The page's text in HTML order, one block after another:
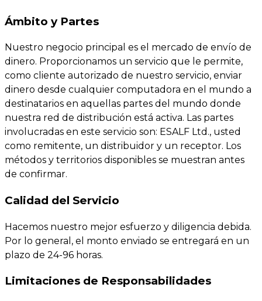
Ámbito y Partes
Nuestro negocio principal es el mercado de envío de
dinero. Proporcionamos un servicio que le permite,
como cliente autorizado de nuestro servicio, enviar
dinero desde cualquier computadora en el mundo a
destinatarios en aquellas partes del mundo donde
nuestra red de distribución está activa. Las partes
involucradas en este servicio son: ESALF Ltd., usted
como remitente, un distribuidor y un receptor. Los
métodos y territorios disponibles se muestran antes
de confirmar.
Calidad del Servicio
Hacemos nuestro mejor esfuerzo y diligencia debida.
Por lo general, el monto enviado se entregará en un
plazo de 24-96 horas.
Limitaciones de Responsabilidades